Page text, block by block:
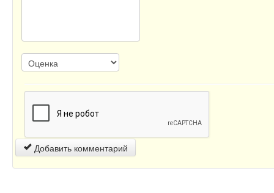
Добавить комментарий